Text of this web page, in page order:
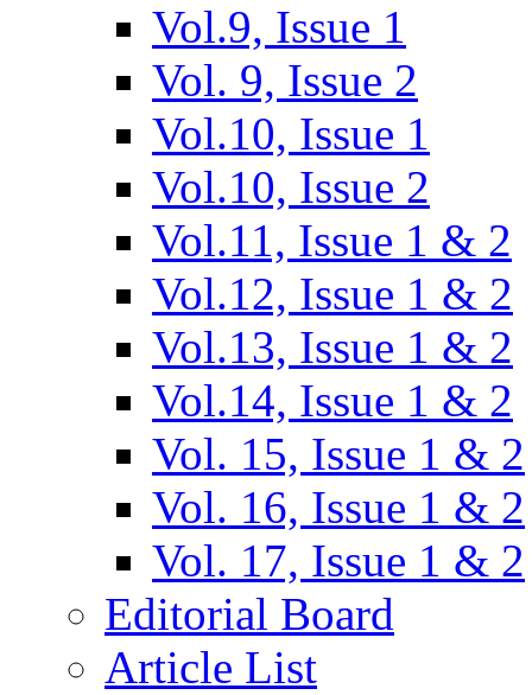
Vol.9, Issue 1
Vol. 9, Issue 2
Vol.10, Issue 1
Vol.10, Issue 2
Vol.11, Issue 1 & 2
Vol.12, Issue 1 & 2
Vol.13, Issue 1 & 2
Vol.14, Issue 1 & 2
Vol. 15, Issue 1 & 2
Vol. 16, Issue 1 & 2
Vol. 17, Issue 1 & 2
Editorial Board
Article List